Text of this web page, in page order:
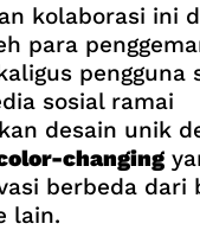
kolaborasi ini
para
pengguna
sosial ramai
desain unik
changing
berbeda dari
lain.